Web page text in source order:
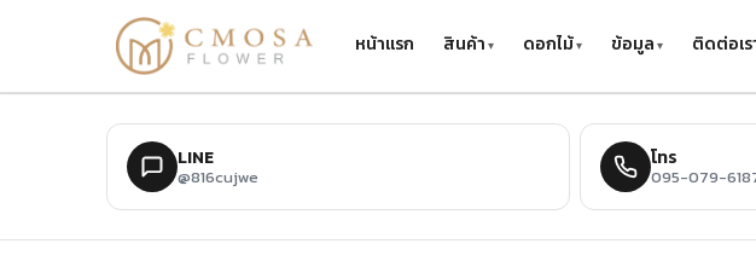
ข้ามไปยังเนื้อหาหลัก
หน้าแรก สินค้า ดอกไม้ ข้อมูล ติดต่อเร
LINE
@816cujwe
โทร
095-079-